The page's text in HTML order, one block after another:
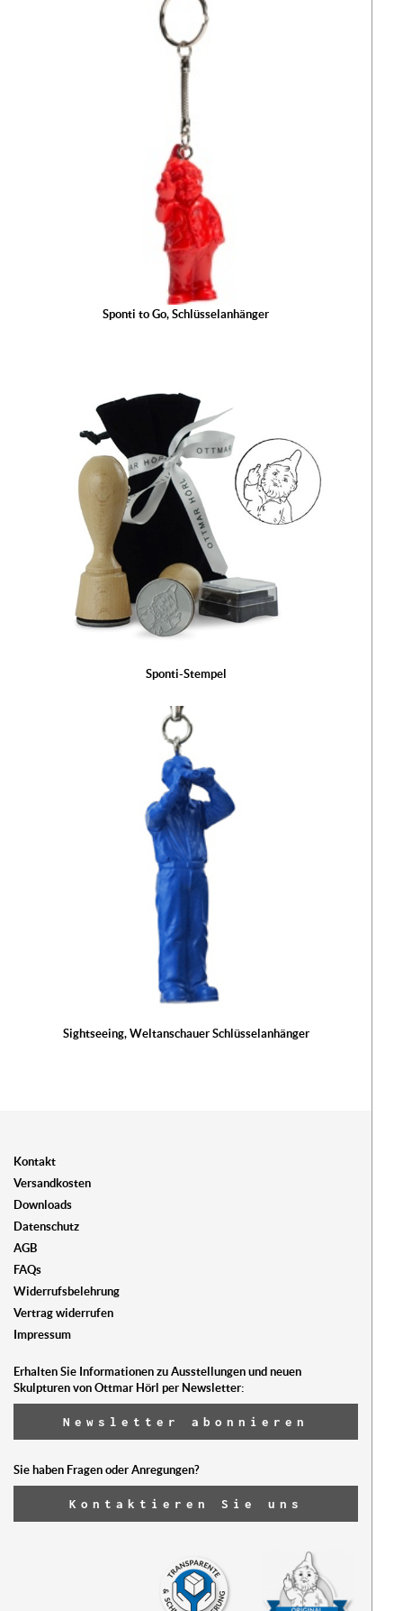
Sponti to Go, Schlüsselanhänger
Sponti-Stempel
Sightseeing, Weltanschauer Schlüsselanhänger
Kontakt
Versandkosten
Downloads
Datenschutz
AGB
FAQs
Widerrufsbelehrung
Vertrag widerrufen
Impressum
Erhalten Sie Informationen zu Ausstellungen und neuen
Skulpturen von Ottmar Hörl per Newsletter:
Newsletter abonnieren
Sie haben Fragen oder Anregungen?
Kontaktieren Sie uns